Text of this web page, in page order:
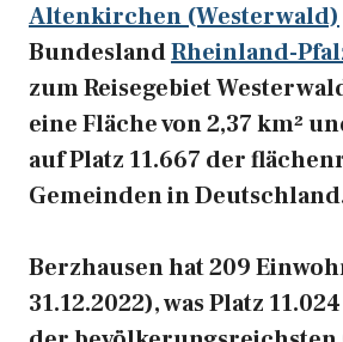
Altenkirchen (Westerwald)
BundeslandRheinland-
zum Reisegebiet
eine Fläche von 2,37 km²
auf Platz 11.667 der
Gemeinden in
Berzhausen hat 209
31.12.2022), was Platz